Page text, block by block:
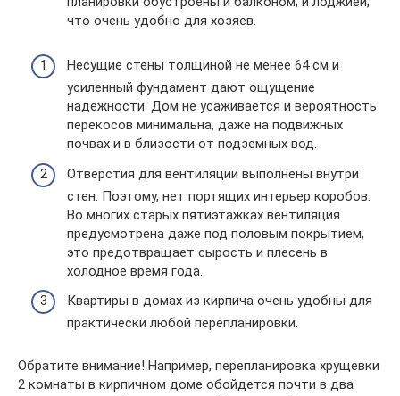
что очень удобно для хозяев.
Несущие стены толщиной не менее 64 см и
усиленный фундамент дают ощущение
надежности. Дом не усаживается и вероятность
перекосов минимальна, даже на подвижных
почвах и в близости от подземных вод.
Отверстия для вентиляции выполнены внутри
стен. Поэтому, нет портящих интерьер коробов.
Во многих старых пятиэтажках вентиляция
предусмотрена даже под половым покрытием,
это предотвращает сырость и плесень в
холодное время года.
Квартиры в домах из кирпича очень удобны для
практически любой перепланировки.
Обратите внимание! Например, перепланировка хрущевки
2 комнаты в кирпичном доме обойдется почти в два